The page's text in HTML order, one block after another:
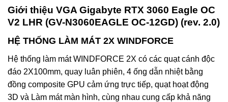
Giới thiệu VGA Gigabyte RTX 3060 Eagle OC
V2 LHR (GV-N3060EAGLE OC-12GD) (rev. 2.0)
HỆ THỐNG LÀM MÁT 2X WINDFORCE
Hệ thống làm mát WINDFORCE 2X có các quạt cánh độc
đáo 2X100mm, quay luân phiên, 4 ống dẫn nhiệt bằng
đồng composite GPU cảm ứng trực tiếp, quạt hoạt động
3D và Làm mát màn hình, cùng nhau cung cấp khả năng